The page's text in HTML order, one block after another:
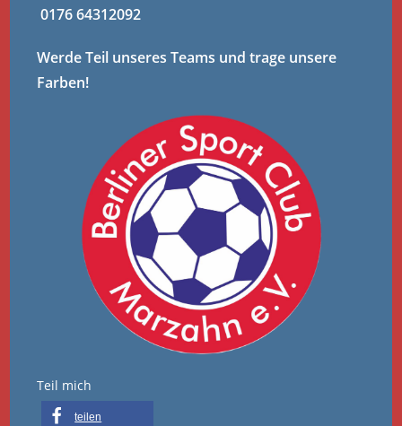
0176 64312092
Werde Teil unseres Teams und trage unsere
Farben!
Teil mich
teilen